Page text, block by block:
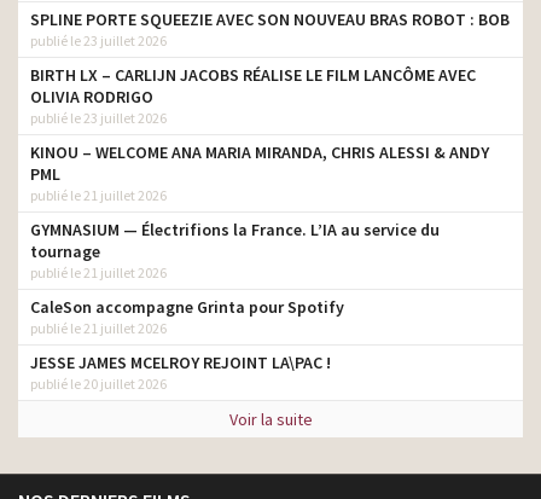
SPLINE PORTE SQUEEZIE AVEC SON NOUVEAU BRAS ROBOT : BOB
publié le 23 juillet 2026
BIRTH LX – CARLIJN JACOBS RÉALISE LE FILM LANCÔME AVEC
OLIVIA RODRIGO
publié le 23 juillet 2026
KINOU – WELCOME ANA MARIA MIRANDA, CHRIS ALESSI & ANDY
PML
publié le 21 juillet 2026
GYMNASIUM — Électrifions la France. L’IA au service du
tournage
publié le 21 juillet 2026
CaleSon accompagne Grinta pour Spotify
publié le 21 juillet 2026
JESSE JAMES MCELROY REJOINT LA\PAC !
publié le 20 juillet 2026
Voir la suite